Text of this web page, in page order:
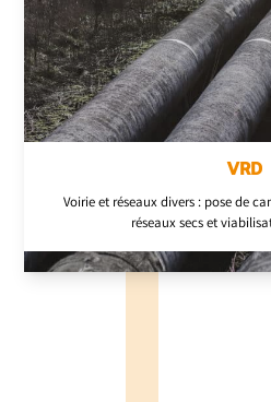
VRD
Voirie et réseaux divers : pose de
réseaux secs et